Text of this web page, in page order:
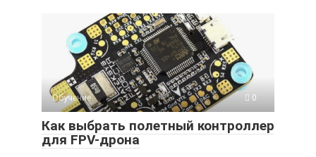
Обучение 0
Как выбрать полетный контроллер
для FPV-дрона